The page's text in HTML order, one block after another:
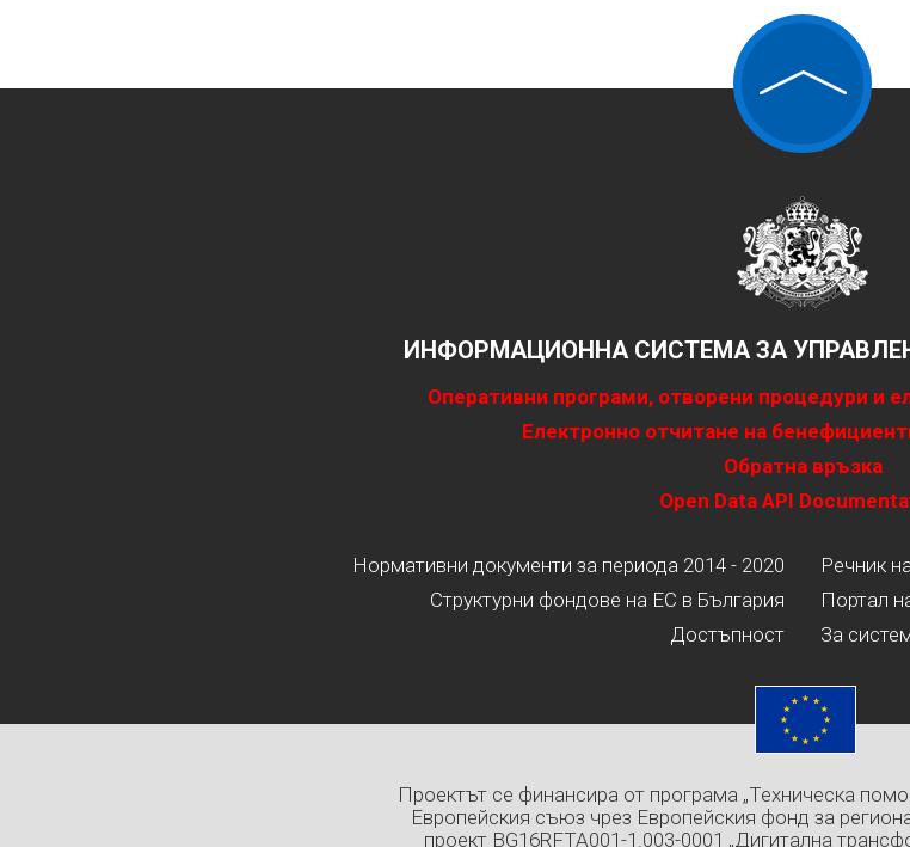
ИНФОРМАЦИОННА СИСТЕМА ЗА
Оперативни програми, отворени процедури и
Електронно отчитане на
Обратна връзка
Open Data API
Нормативни документи за периода 2014 - 2020
Структурни фондове на ЕС в България
Достъпност
Речник
Портал
За
Проектът се финансира от програма „Техническа
Европейския съюз чрез Европейския фонд за
проект BG16RFTA001-1.003-0001 „Дигитална